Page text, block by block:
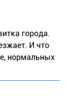
города.
И что
нормальных